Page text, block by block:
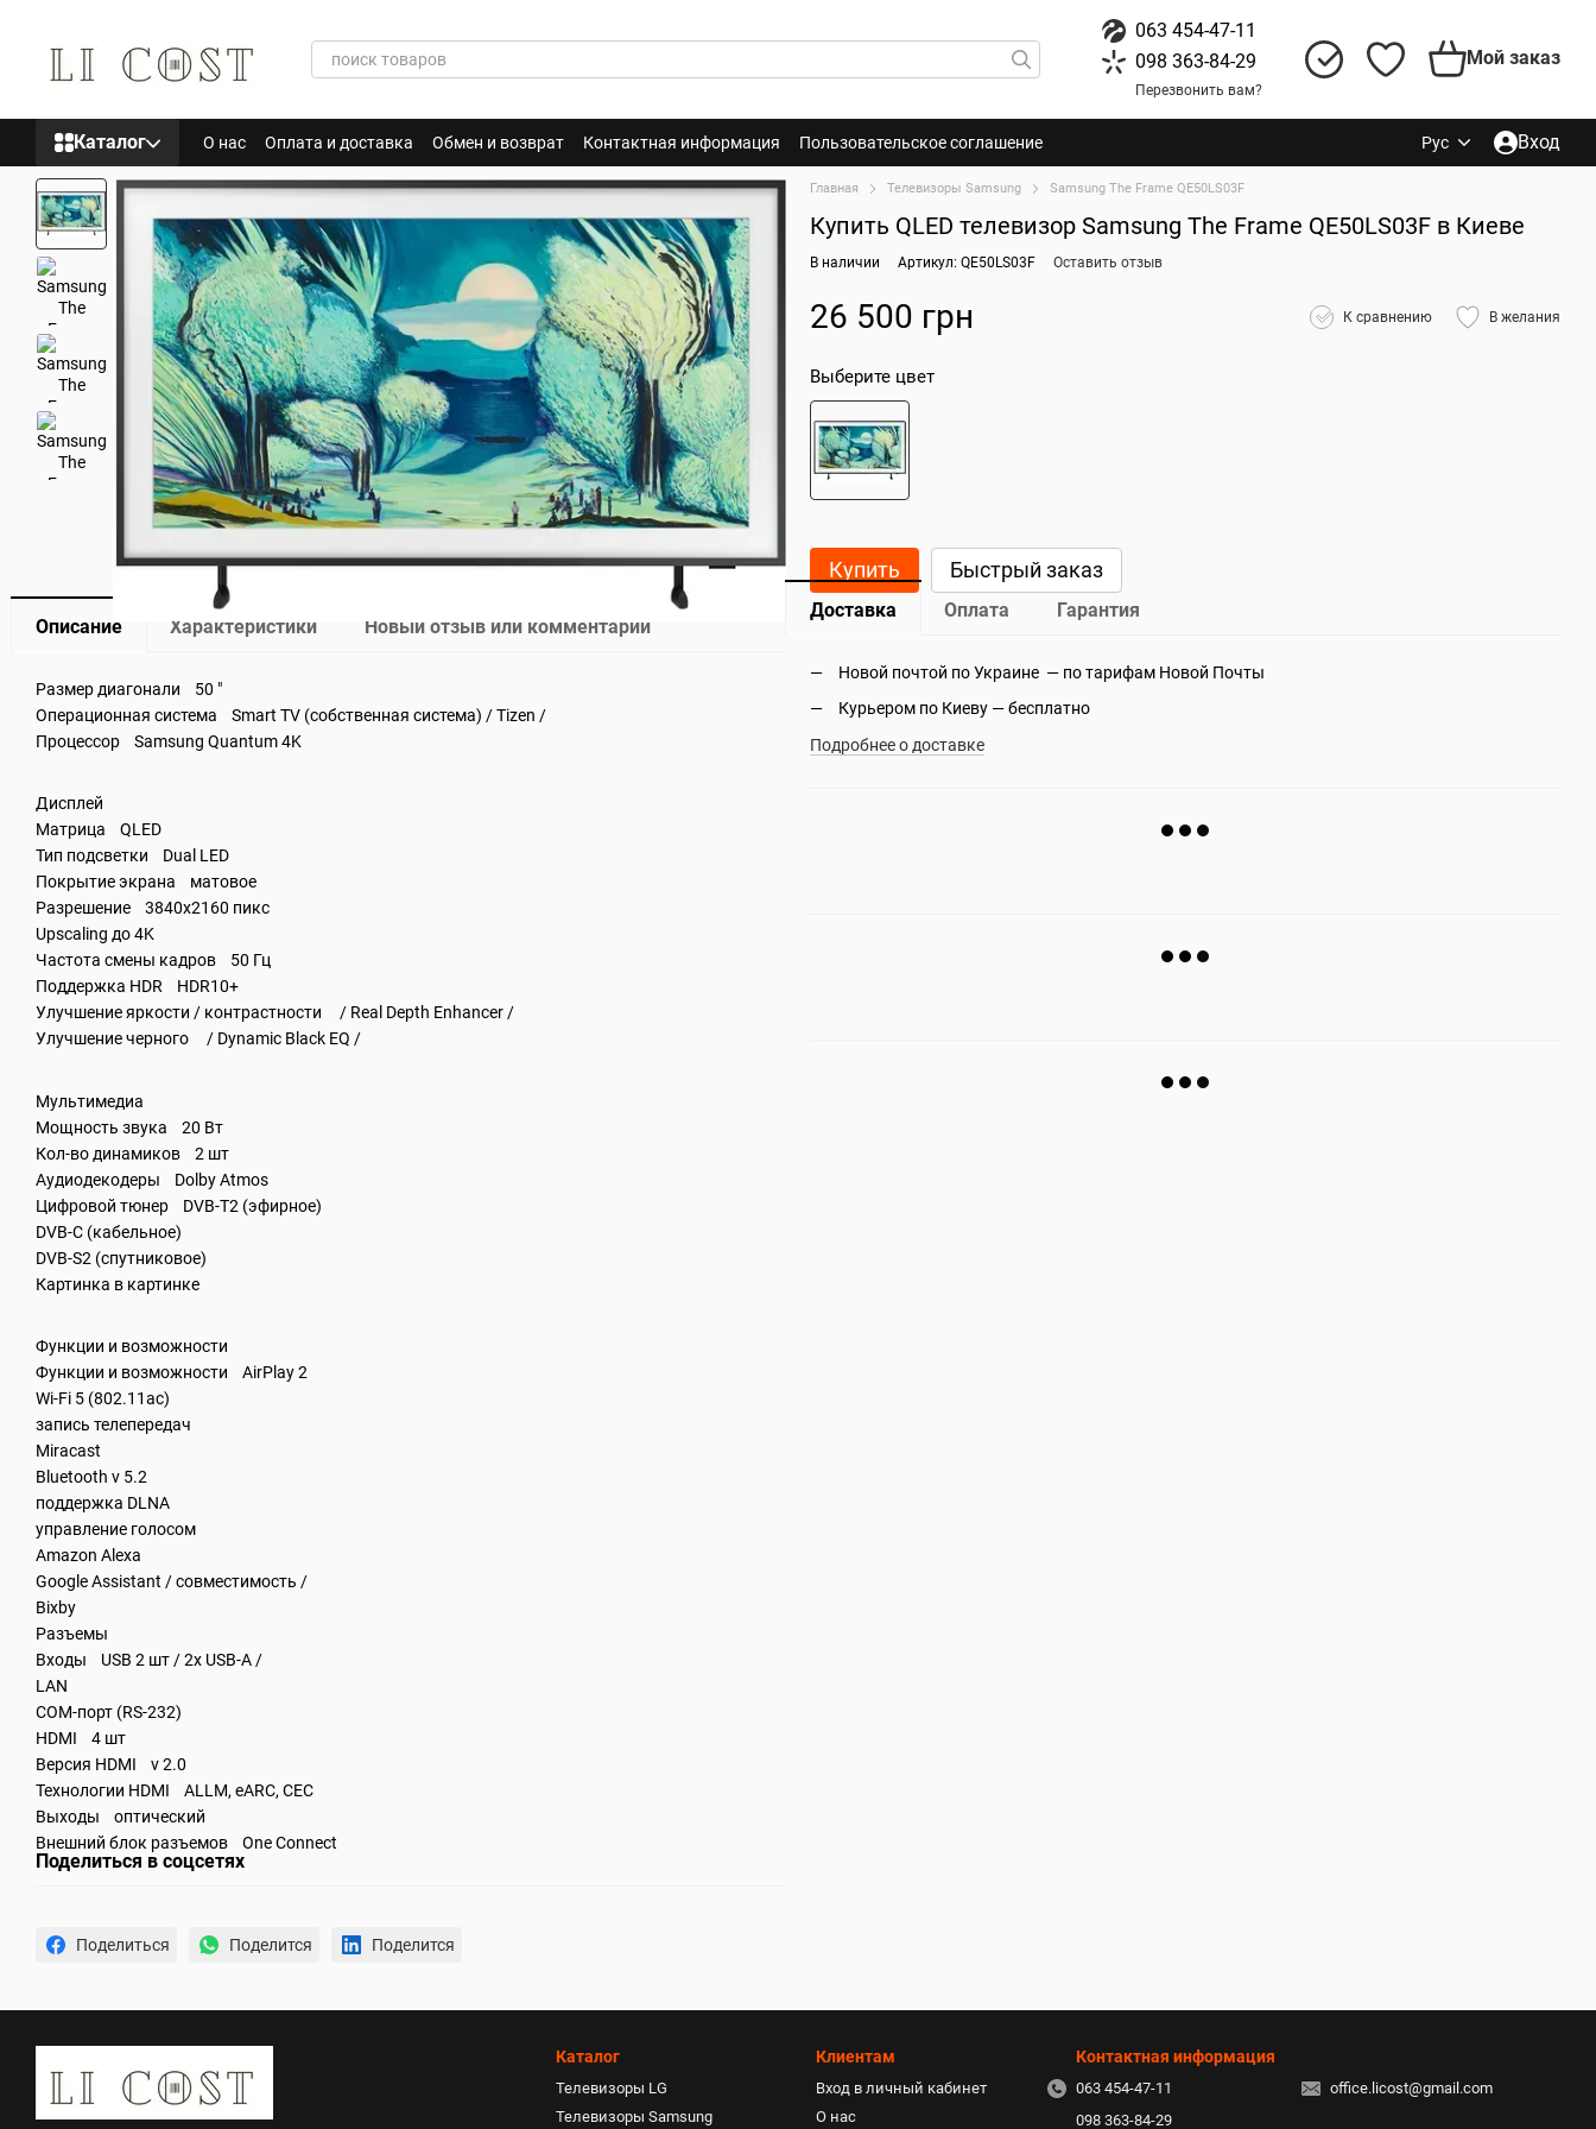
063 454-47-11
098 363-84-29
Перезвонить вам?
Мой заказ
Каталог О нас Оплата и доставка Обмен и возврат Контактная информация Пользовательское соглашение Рус Вход
Описание Характеристики Новый отзыв или комментарий
Размер диагонали 50 "
Операционная система Smart TV (собственная система) / Tizen /
Процессор Samsung Quantum 4K
Дисплей
Матрица QLED
Тип подсветки Dual LED
Покрытие экрана матовое
Разрешение 3840x2160 пикс
Upscaling до 4K
Частота смены кадров 50 Гц
Поддержка HDR HDR10+
Улучшение яркости / контрастности / Real Depth Enhancer /
Улучшение черного / Dynamic Black EQ /
Мультимедиа
Мощность звука 20 Вт
Кол-во динамиков 2 шт
Аудиодекодеры Dolby Atmos
Цифровой тюнер DVB-T2 (эфирное)
DVB-C (кабельное)
DVB-S2 (спутниковое)
Картинка в картинке
Функции и возможности
Функции и возможности AirPlay 2
Wi-Fi 5 (802.11ac)
запись телепередач
Miracast
Bluetooth v 5.2
поддержка DLNA
управление голосом
Amazon Alexa
Google Assistant / совместимость /
Bixby
Разъемы
Входы USB 2 шт / 2x USB-A /
LAN
COM-порт (RS-232)
HDMI 4 шт
Версия HDMI v 2.0
Технологии HDMI ALLM, eARC, CEC
Выходы оптический
Внешний блок разъемов One Connect
Поделиться в соцсетях
Поделиться Поделится Поделится
Главная Телевизоры Samsung Samsung The Frame QE50LS03F
Купить QLED телевизор Samsung The Frame QE50LS03F в Киеве
В наличии Артикул: QE50LS03F Оставить отзыв
26 500 грн К сравнению В желания
Выберите цвет
Купить Быстрый заказ
Доставка Оплата Гарантия
Новой почтой по Украине — по тарифам Новой Почты
Курьером по Киеву — бесплатно
Подробнее о доставке
Каталог
Телевизоры LG
Телевизоры Samsung
Клиентам
Вход в личный кабинет
О нас
Контактная информация
063 454-47-11
098 363-84-29
office.licost@gmail.com